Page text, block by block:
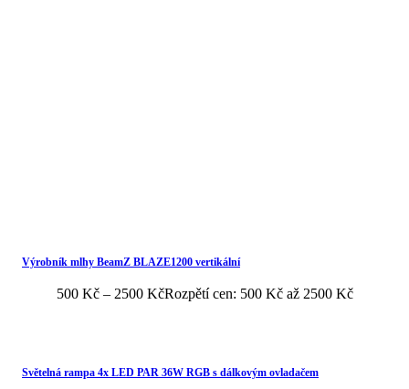
Výrobník mlhy BeamZ BLAZE1200 vertikální
500 Kč – 2500 KčRozpětí cen: 500 Kč až 2500 Kč
Světelná rampa 4x LED PAR 36W RGB s dálkovým ovladačem